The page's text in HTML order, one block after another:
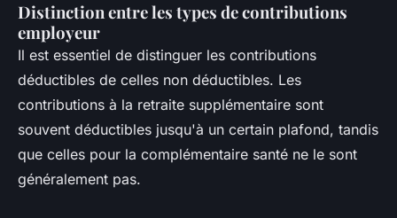
Distinction entre les types de contributions
employeur
Il est essentiel de distinguer les contributions
déductibles de celles non déductibles. Les
contributions à la retraite supplémentaire sont
souvent déductibles jusqu'à un certain plafond, tandis
que celles pour la complémentaire santé ne le sont
généralement pas.